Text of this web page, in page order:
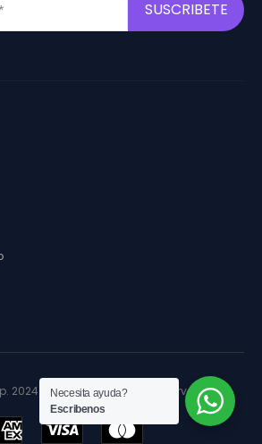
2024. Todos los derechos reservados
Necesita ayuda?
Escribenos